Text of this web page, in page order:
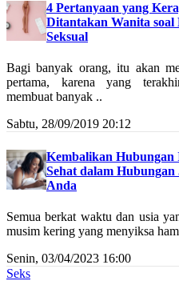
4 Pertanyaan yang
Ditantakan Wanita soal
Seksual
Bagi banyak orang, itu akan
pertama, karena yang
membuat banyak ..
Sabtu, 28/09/2019 20:12
Kembalikan Hubungan
Sehat dalam
Anda
Semua berkat waktu dan usia
musim kering yang menyiksa
Senin, 03/04/2023 16:00
Seks